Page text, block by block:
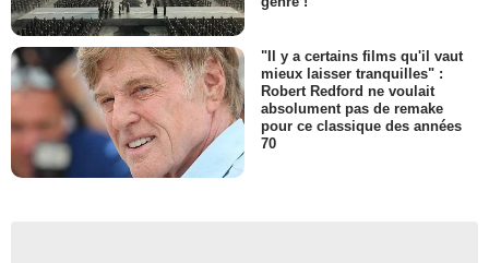
"Il y a certains films qu'il vaut
mieux laisser tranquilles" :
Robert Redford ne voulait
absolument pas de remake
pour ce classique des années
70